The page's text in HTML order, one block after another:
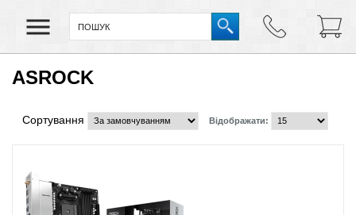
ASROCK
Сортування Відображати: